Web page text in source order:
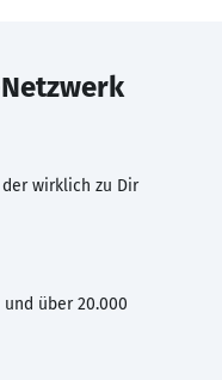
Netzwerk
der wirklich zu Dir
über 20.000